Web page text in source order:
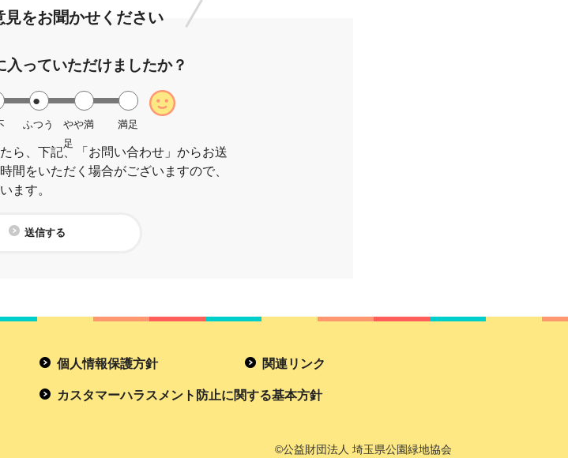
見をお聞かせください
入っていただけましたか？
ふつう
やや満
足
満足
ら、下記、「お問い合わせ」からお送
間をいただく場合がございますので、
ます。
送信する
個人情報保護方針 関連リンク
カスタマーハラスメント防止に関する基本方針
©公益財団法人 埼玉県公園緑地協会